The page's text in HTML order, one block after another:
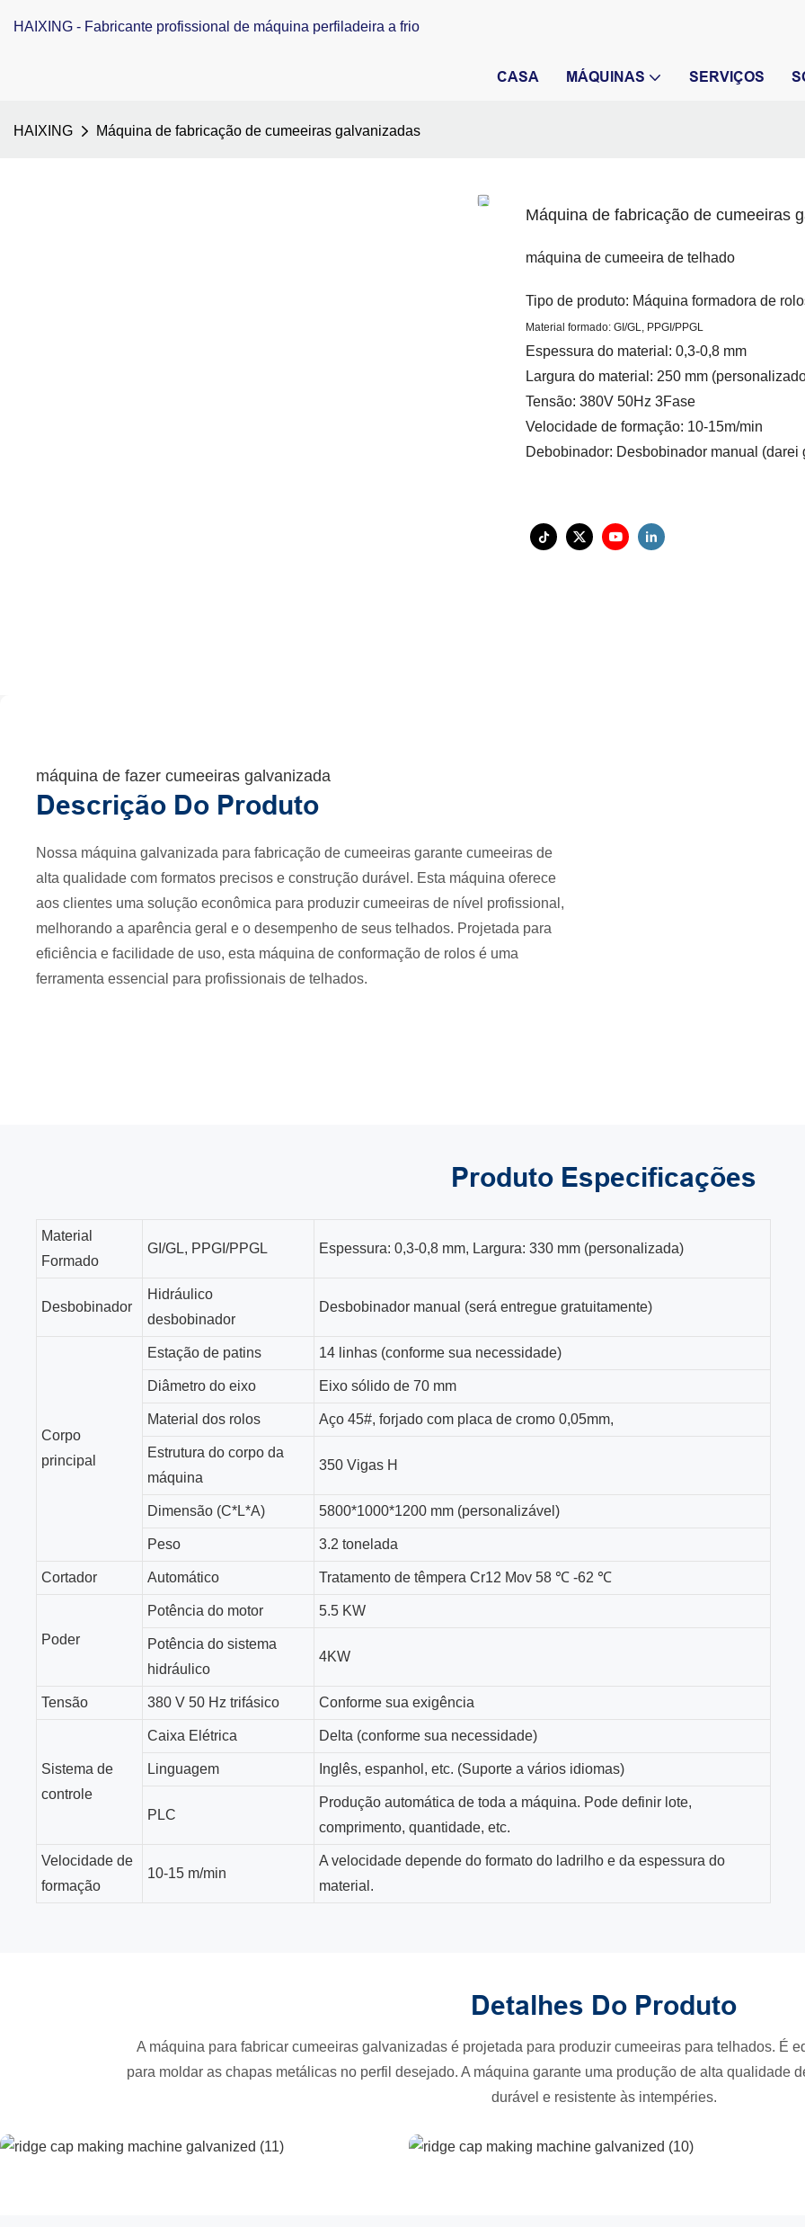
HAIXING - Fabricante profissional de máquina perfiladeira a frio
CASA MÁQUINAS SERVIÇOS
HAIXING Máquina de fabricação de cumeeiras galvanizadas
Máquina de fabricação de cumeeiras
máquina de cumeeira de telhado
Tipo de produto: Máquina formadora de
Material formado: GI/GL, PPGI/PPGL
Espessura do material: 0,3-0,8 mm
Largura do material: 250 mm
Tensão: 380V 50Hz 3Fase
Velocidade de formação: 10-15m/min
Debobinador: Desbobinador manual (darei
máquina de fazer cumeeiras galvanizada
Descrição Do Produto
Nossa máquina galvanizada para fabricação de cumeeiras garante cumeeiras de
alta qualidade com formatos precisos e construção durável. Esta máquina oferece
aos clientes uma solução econômica para produzir cumeeiras de nível profissional,
melhorando a aparência geral e o desempenho de seus telhados. Projetada para
eficiência e facilidade de uso, esta máquina de conformação de rolos é uma
ferramenta essencial para profissionais de telhados.
Produto Especificações
Material
Formado
GI/GL, PPGI/PPGL Espessura: 0,3-0,8 mm, Largura: 330 mm (personalizada)
Desbobinador
Hidráulico
desbobinador
Desbobinador manual (será entregue gratuitamente)
Corpo
principal
Estação de patins 14 linhas (conforme sua necessidade)
Diâmetro do eixo Eixo sólido de 70 mm
Material dos rolos Aço 45#, forjado com placa de cromo 0,05mm,
Estrutura do corpo da
máquina
350 Vigas H
Dimensão (C*L*A) 5800*1000*1200 mm (personalizável)
Peso 3.2 tonelada
Cortador Automático Tratamento de têmpera Cr12 Mov 58 ℃-62 ℃
Poder
Potência do motor 5.5 KW
Potência do sistema
hidráulico
4KW
Tensão 380 V 50 Hz trifásico Conforme sua exigência
Sistema de
controle
Caixa Elétrica Delta (conforme sua necessidade)
Linguagem Inglês, espanhol, etc. (Suporte a vários idiomas)
PLC
Produção automática de toda a máquina. Pode definir lote,
comprimento, quantidade, etc.
Velocidade de
formação
10-15 m/min
A velocidade depende do formato do ladrilho e da espessura do
material.
Detalhes Do Produto
A máquina para fabricar cumeeiras galvanizadas é projetada para produzir cumeeiras para telhados. É
para moldar as chapas metálicas no perfil desejado. A máquina garante uma produção de alta qualidade
durável e resistente às intempéries.